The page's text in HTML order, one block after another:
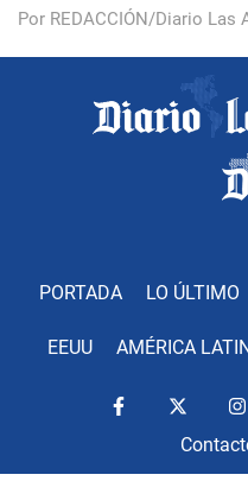
Por REDACCIÓN/Diario Las
PORTADA LO ÚLTIMO
EEUU AMÉRICA